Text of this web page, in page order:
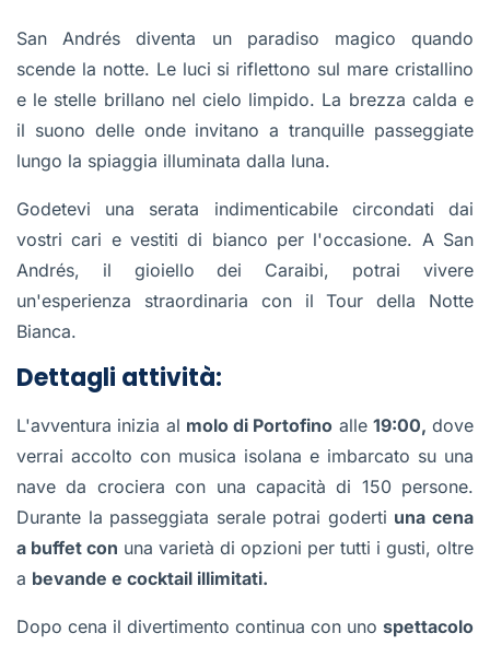
San Andrés diventa un paradiso magico quando
scende la notte. Le luci si riflettono sul mare cristallino
e le stelle brillano nel cielo limpido. La brezza calda e
il suono delle onde invitano a tranquille passeggiate
lungo la spiaggia illuminata dalla luna.
Godetevi una serata indimenticabile circondati dai
vostri cari e vestiti di bianco per l'occasione. A San
Andrés, il gioiello dei Caraibi, potrai vivere
un'esperienza straordinaria con il Tour della Notte
Bianca.
Dettagli attività:
L'avventura inizia al molo di Portofino alle 19:00, dove
verrai accolto con musica isolana e imbarcato su una
nave da crociera con una capacità di 150 persone.
Durante la passeggiata serale potrai goderti una cena
a buffet con una varietà di opzioni per tutti i gusti, oltre
a bevande e cocktail illimitati.
Dopo cena il divertimento continua con uno spettacolo